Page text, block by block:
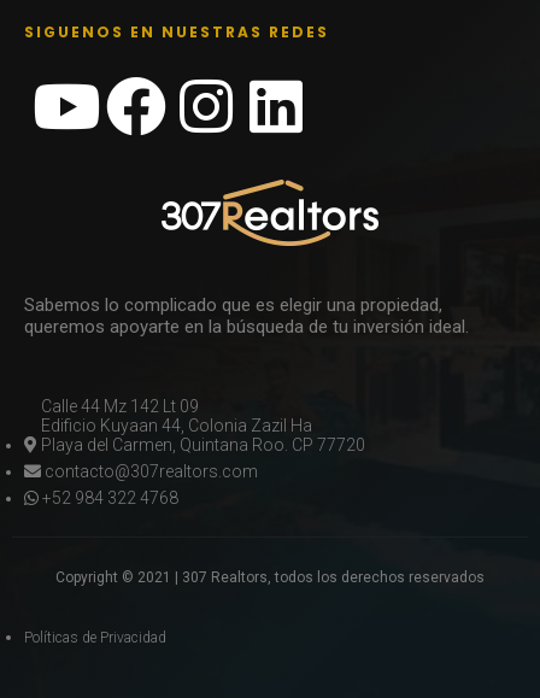
SIGUENOS EN NUESTRAS REDES
Sabemos lo complicado que es elegir una propiedad,
queremos apoyarte en la búsqueda de tu inversión ideal.
Calle 44 Mz 142 Lt 09
Edificio Kuyaan 44, Colonia Zazil Ha
Playa del Carmen, Quintana Roo. CP 77720
contacto@307realtors.com
+52 984 322 4768
Copyright © 2021 | 307 Realtors, todos los derechos reservados
Políticas de Privacidad